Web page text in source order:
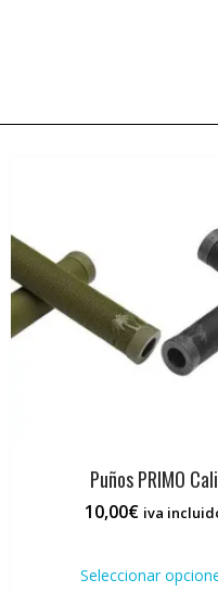
Puños PRIMO Cali
10,00€ iva
Seleccionar